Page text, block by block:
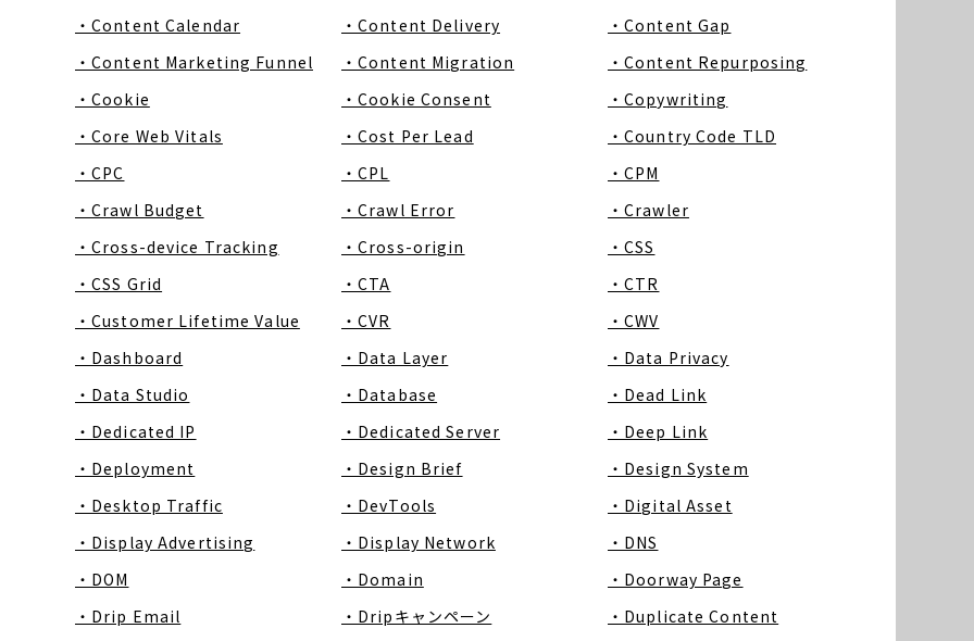
・Content Calendar
・Content Delivery
・Content Gap
・Content Marketing Funnel
・Content Migration
・Content Repurposing
・Cookie
・Cookie Consent
・Copywriting
・Core Web Vitals
・Cost Per Lead
・Country Code TLD
・CPC
・CPL
・CPM
・Crawl Budget
・Crawl Error
・Crawler
・Cross-device Tracking
・Cross-origin
・CSS
・CSS Grid
・CTA
・CTR
・Customer Lifetime Value
・CVR
・CWV
・Dashboard
・Data Layer
・Data Privacy
・Data Studio
・Database
・Dead Link
・Dedicated IP
・Dedicated Server
・Deep Link
・Deployment
・Design Brief
・Design System
・Desktop Traffic
・DevTools
・Digital Asset
・Display Advertising
・Display Network
・DNS
・DOM
・Domain
・Doorway Page
・Drip Email
・Dripキャンペーン
・Duplicate Content